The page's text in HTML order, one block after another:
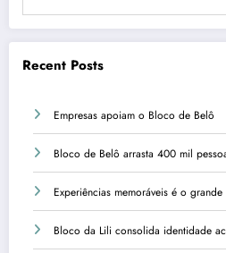
Recent Posts
Empresas apoiam o Bloco de Belô
Bloco de Belô arrasta 400 mil
Experiências memoráveis é o
Bloco da Lili consolida identidade